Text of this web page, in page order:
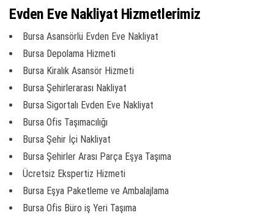
Evden Eve Nakliyat Hizmetlerimiz
Bursa Asansörlü Evden Eve Nakliyat
Bursa Depolama Hizmeti
Bursa Kiralık Asansör Hizmeti
Bursa Şehirlerarası Nakliyat
Bursa Sigortalı Evden Eve Nakliyat
Bursa Ofis Taşımacılığı
Bursa Şehir İçi Nakliyat
Bursa Şehirler Arası Parça Eşya Taşıma
Ücretsiz Ekspertiz Hizmeti
Bursa Eşya Paketleme ve Ambalajlama
Bursa Ofis Büro iş Yeri Taşıma